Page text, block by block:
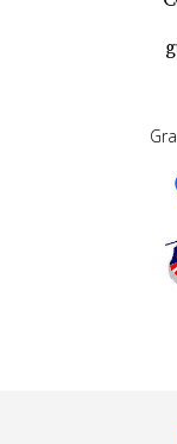
consulta
¡No dudes en